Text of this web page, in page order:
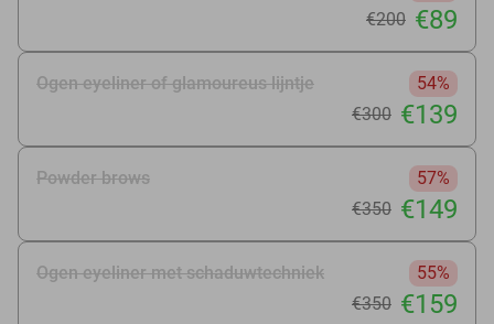
€200 €89
Ogen eyeliner of glamoureus lijntje
54%
€300 €139
Powder brows
57%
€350 €149
Ogen eyeliner met schaduwtechniek
55%
€350 €159